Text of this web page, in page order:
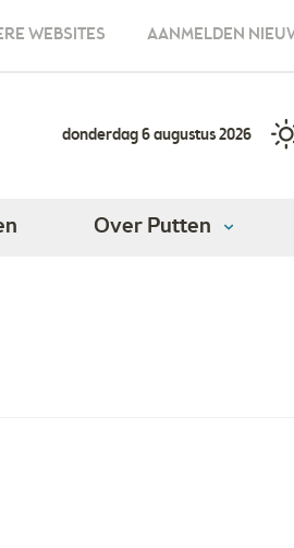
WEBSITES AANMELDEN
donderdag 6 augustus 2026
Over Putten